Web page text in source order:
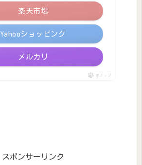
楽天市場
Yahooショッピング
メルカリ
ポチップ
スポンサーリンク